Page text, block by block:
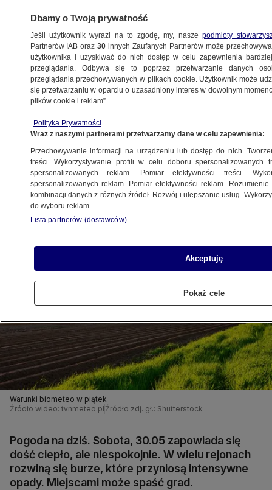
METEO
PROGNOZA
będzie niespokojny
Damian Zdonek
29.05.2026, 18:58Aktualizacja: 30.05.2026, 06:18
Posłuchaj artykułu
Czyta lektor AI
Warunki biometeo w piątek
Źródło wideo: tvnmeteo.pl Źródło zdj. gł.: Shutterstock
Pogoda na dziś. Sobota, 30.05 zapowiada się
dość ciepło, ale niespokojnie. W wielu rejonach
rozwiną się burze, które przyniosą intensywne
opady. Miejscami może spaść grad.
Dbamy o Twoją prywatność
Jeśli użytkownik wyrazi na to zgodę, my, naszepodmioty
Partnerów IAB oraz30 innych Zaufanych Partnerów może
użytkownika i uzyskiwać do nich dostęp w celu zapewnienia
przeglądania. Odbywa się to poprzez przetwarzanie danych
przeglądania przechowywanych w plikach cookie. Użytkownik może
się przetwarzaniu w oparciu o uzasadniony interes w dowolnym
plików cookie i reklam”.
Polityka Prywatności
Wraz z naszymi partnerami przetwarzamy dane w celu zapewnienia:
Przechowywanie informacji na urządzeniu lub dostęp do nich.
treści. Wykorzystywanie profili w celu doboru spersonalizowanych
spersonalizowanych reklam. Pomiar efektywności treści.
spersonalizowanych reklam. Pomiar efektywności reklam.
kombinacji danych z różnych źródeł. Rozwój i ulepszanie usług.
do wyboru reklam.
Lista partnerów (dostawców)
Akceptuję
Pokaż cele